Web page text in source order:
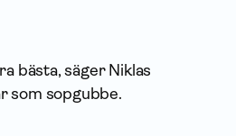
bästa, säger Niklas
som sopgubbe.